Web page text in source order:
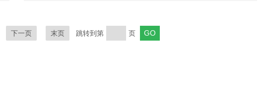
下一页 末页 跳转到第 页